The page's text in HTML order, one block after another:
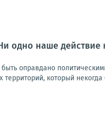
одно наше
оправдано
территорий, который